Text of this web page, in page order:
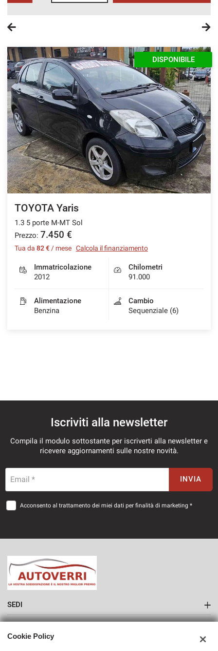
DISPONIBILE
TOYOTA Yaris
1.3 5 porte M-MT Sol
Prezzo: 7.450 €
Tua da 82 € / mese Calcola il finanziamento
Immatricolazione
2012
Chilometri
91.000
Alimentazione
Benzina
Cambio
Sequenziale (6)
Iscriviti alla newsletter
Compila il modulo sottostante per iscriverti alla newsletter e
ricevere aggiornamenti sulle nostre novità.
Email * INVIA
Acconsento al trattamento dei miei dati per finalità di marketing *
SEDI
Sede di Como
AZIENDA
Cookie Policy